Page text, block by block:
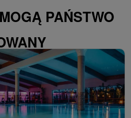
PAŃSTWO